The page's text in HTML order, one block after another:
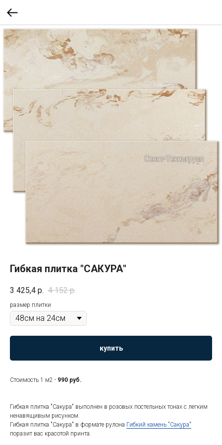
Гибкая плитка "САКУРА"
3 425,4 р. 4 152 р.
размер плитки
купить
Стоимость 1 м2 - 990 руб.
Гибкая плитка "Сакура" выполнен в розовых постельных тонах с легким
ненавящивым рисунком.
Гибкая плитка "Сакура" в формате рулона Гибкий камень "Сакура"
поразит вас красотой принта.